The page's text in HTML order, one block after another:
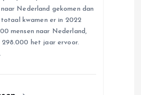
Nederland gekomen dan
totaal kwamen er in 2022
mensen naar Nederland,
298.000 het jaar ervoor.